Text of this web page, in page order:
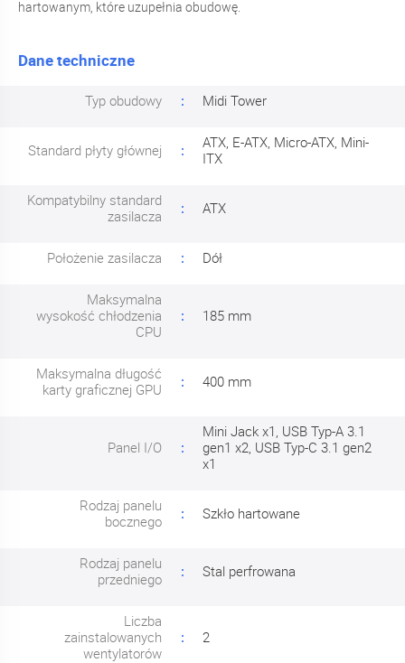
hartowanym, które uzupełnia obudowę.
Dane techniczne
Typ obudowy Midi Tower
Standard płyty głównej
ATX, E-ATX, Micro-ATX, Mini-
ITX
Kompatybilny standard
zasilacza
ATX
Położenie zasilacza Dół
Maksymalna
wysokość chłodzenia
CPU
185 mm
Maksymalna długość
karty graficznej GPU
400 mm
Panel I/O
Mini Jack x1, USB Typ-A 3.1
gen1 x2, USB Typ-C 3.1 gen2
x1
Rodzaj panelu
bocznego
Szkło hartowane
Rodzaj panelu
przedniego
Stal perfrowana
Liczba
zainstalowanych
wentylatorów
2